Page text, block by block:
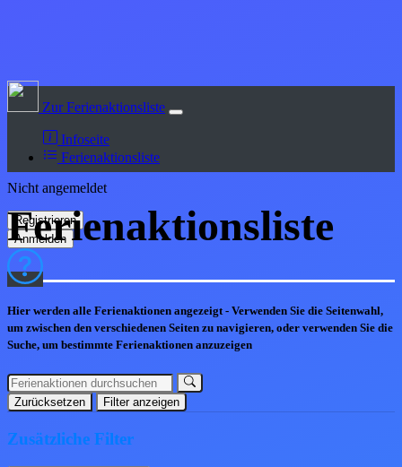
Zur Ferienaktionsliste
Infoseite
Ferienaktionsliste
Nicht angemeldet
Ferienaktionsliste
Hier werden alle Ferienaktionen angezeigt - Verwenden Sie die Seitenwahl,
um zwischen den verschiedenen Seiten zu navigieren, oder verwenden Sie die
Suche, um bestimmte Ferienaktionen anzuzeigen
Zurücksetzen Filter anzeigen
Zusätzliche Filter